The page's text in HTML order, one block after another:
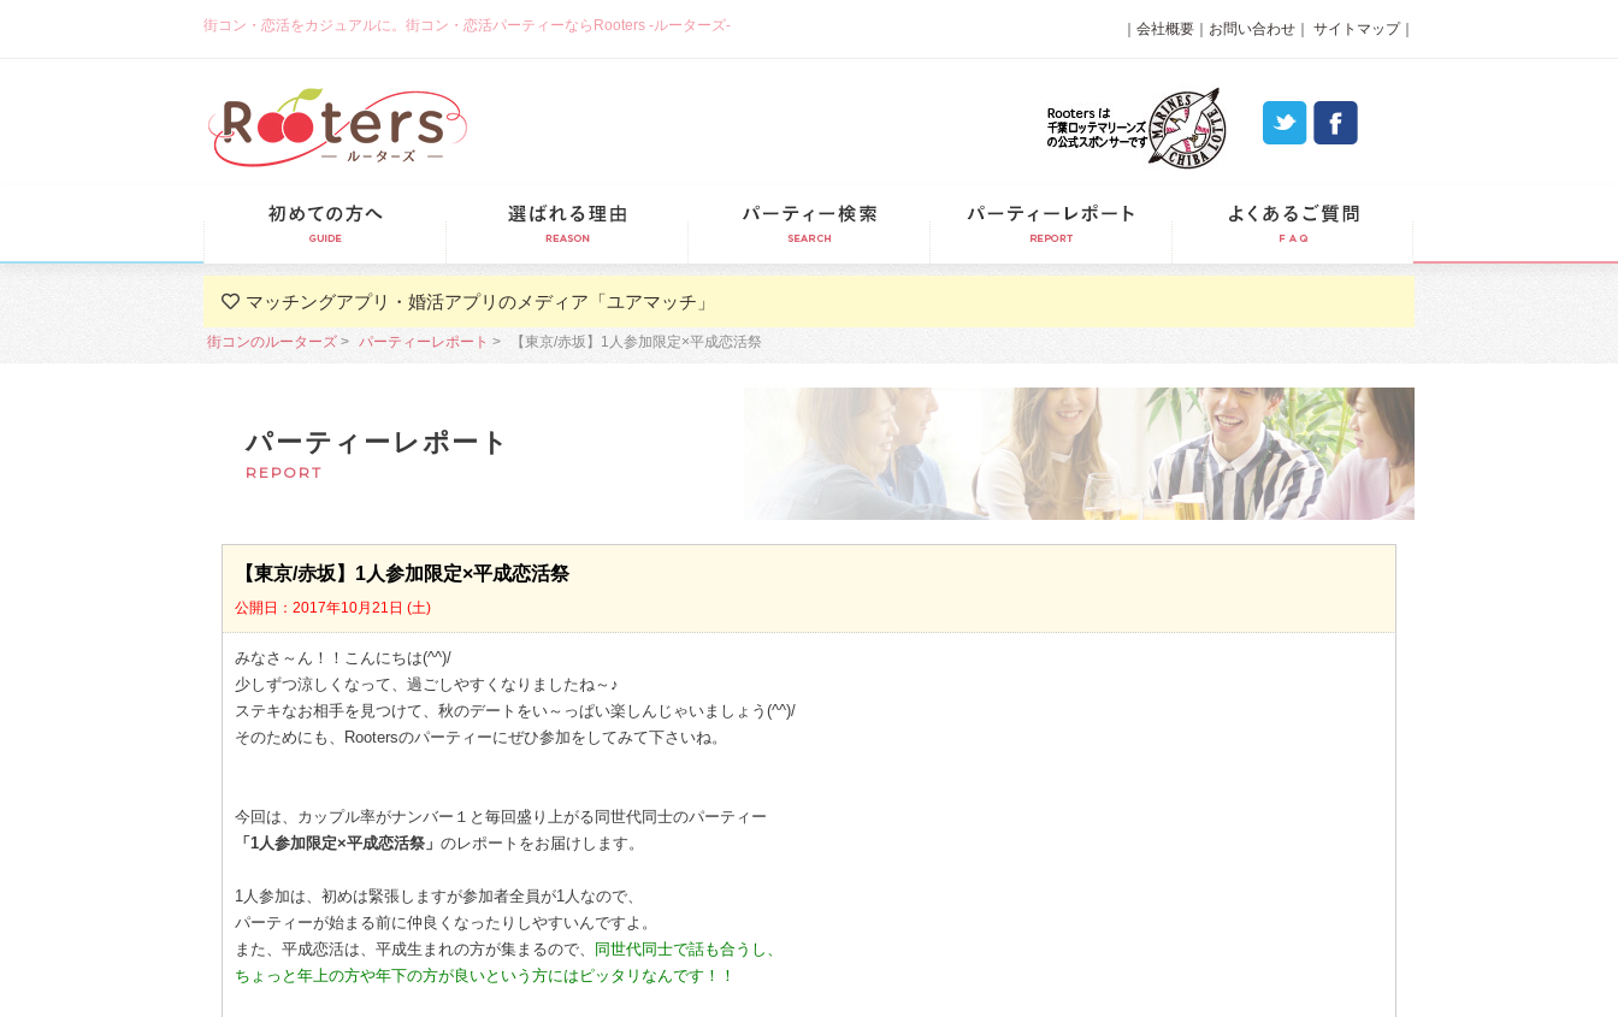
街コン・恋活をカジュアルに。街コン・恋活パーティーならRooters -ルーターズ- 会社概要 お問い合わせ サイトマップ｜
マッチングアプリ・婚活アプリのメディア「ユアマッチ」
街コンのルーターズ パーティーレポート 【東京/赤坂】1人参加限定×平成恋活祭
パーティーレポート
REPORT
【東京/赤坂】1人参加限定×平成恋活祭
公開日：2017年10月21日 (土)
みなさ～ん！！こんにちは(^^)/
少しずつ涼しくなって、過ごしやすくなりましたね～♪
ステキなお相手を見つけて、秋のデートをい～っぱい楽しんじゃいましょう(^^)/
そのためにも、Rootersのパーティーにぜひ参加をしてみて下さいね。
今回は、カップル率がナンバー１と毎回盛り上がる同世代同士のパーティー
「1人参加限定×平成恋活祭」 のレポートをお届けします。
1人参加は、初めは緊張しますが参加者全員が1人なので、
パーティーが始まる前に仲良くなったりしやすいんですよ。
また、平成恋活は、平成生まれの方が集まるので、
同世代同士で話も合うし、
ちょっと年上の方や年下の方が良いという方にはピッタリなんです！！